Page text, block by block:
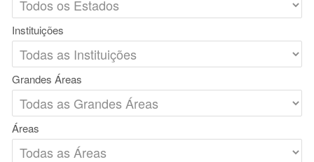
Instituições
Grandes Áreas
Áreas